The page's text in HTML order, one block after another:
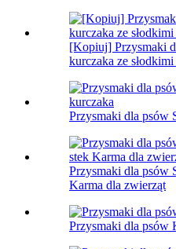
[Kopiuj] Przysmaki
kurczaka ze
Przysmaki dla psów
Przysmaki dla psów
Karma dla zwierząt
Przysmaki dla psów